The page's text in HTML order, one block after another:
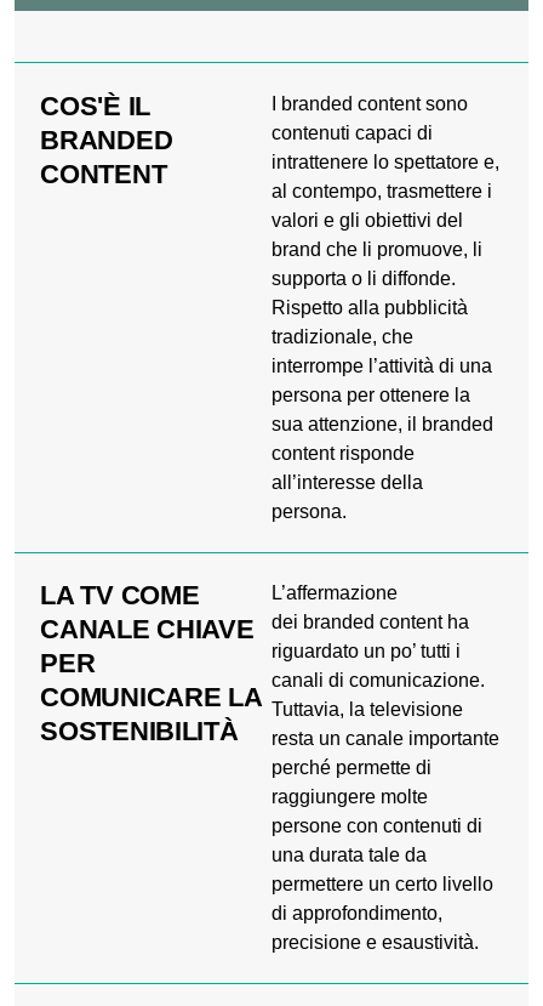
COS'È IL
BRANDED
CONTENT
I branded content sono
contenuti capaci di
intrattenere lo spettatore e,
al contempo, trasmettere i
valori e gli obiettivi del
brand che li promuove, li
supporta o li diffonde.
Rispetto alla pubblicità
tradizionale, che
interrompe l’attività di una
persona per ottenere la
sua attenzione, il branded
content risponde
all’interesse della
persona.
LA TV COME
CANALE CHIAVE
PER
COMUNICARE LA
SOSTENIBILITÀ
L’affermazione
dei branded content ha
riguardato un po’ tutti i
canali di comunicazione.
Tuttavia, la televisione
resta un canale importante
perché permette di
raggiungere molte
persone con contenuti di
una durata tale da
permettere un certo livello
di approfondimento,
precisione e esaustività.